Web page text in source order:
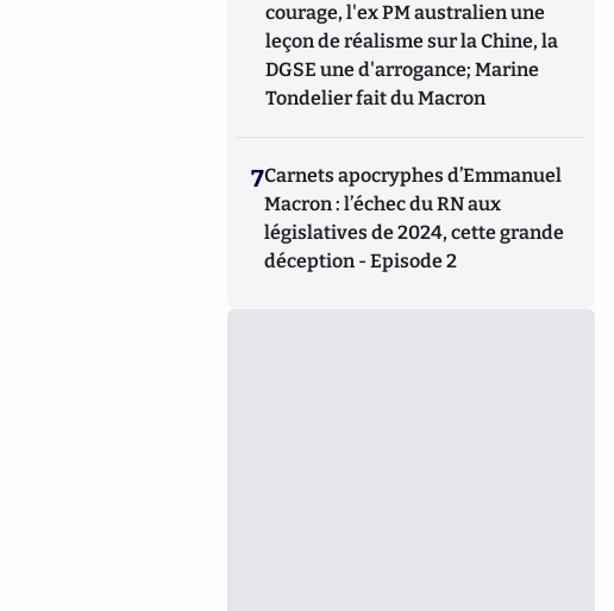
courage, l'ex PM australien une
leçon de réalisme sur la Chine, la
DGSE une d'arrogance; Marine
Tondelier fait du Macron
7Carnets apocryphes d’Emmanuel
Macron : l’échec du RN aux
législatives de 2024, cette grande
déception - Episode 2